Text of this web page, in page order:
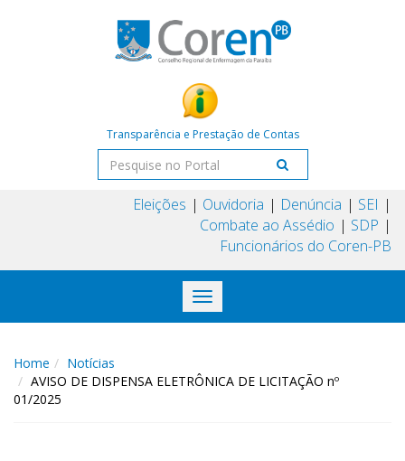
Transparência e Prestação de Contas
Eleições Ouvidoria Denúncia
SEI
Combate ao Assédio
SDP
Funcionários do Coren-PB
Toggle
navigation
Home
Notícias
AVISO DE DISPENSA ELETRÔNICA DE LICITAÇÃO nº
01/2025